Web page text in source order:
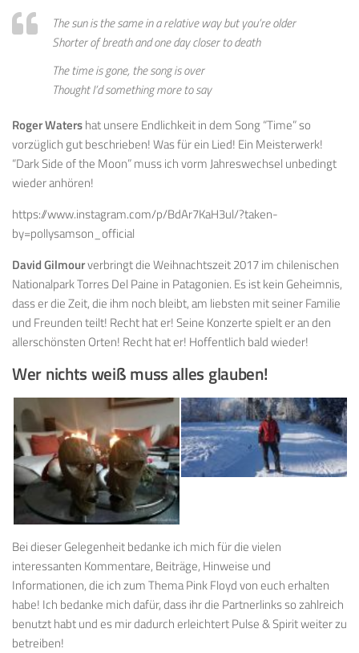
The sun is the same in a relative way but you’re older
Shorter of breath and one day closer to death
The time is gone, the song is over
Thought I’d something more to say
Roger Watershat unsere Endlichkeit in dem Song “Time” so
vorzüglich gut beschrieben! Was für ein Lied! Ein Meisterwerk!
“Dark Side of the Moon” muss ich vorm Jahreswechsel unbedingt
wieder anhören!
https://www.instagram.com/p/BdAr7KaH3ul/?taken-
by=pollysamson_official
David Gilmourverbringt die Weihnachtszeit 2017 im chilenischen
Nationalpark Torres Del Paine in Patagonien. Es ist kein Geheimnis,
dass er die Zeit, die ihm noch bleibt, am liebsten mit seiner Familie
und Freunden teilt! Recht hat er! Seine Konzerte spielt er an den
allerschönsten Orten! Recht hat er! Hoffentlich bald wieder!
Wer nichts weiß muss alles glauben!
Bei dieser Gelegenheit bedanke ich mich für die vielen
interessanten Kommentare, Beiträge, Hinweise und
Informationen, die ich zum Thema Pink Floyd von euch erhalten
habe! Ich bedanke mich dafür, dass ihr die Partnerlinks so zahlreich
benutzt habt und es mir dadurch erleichtert Pulse & Spirit weiter zu
betreiben!